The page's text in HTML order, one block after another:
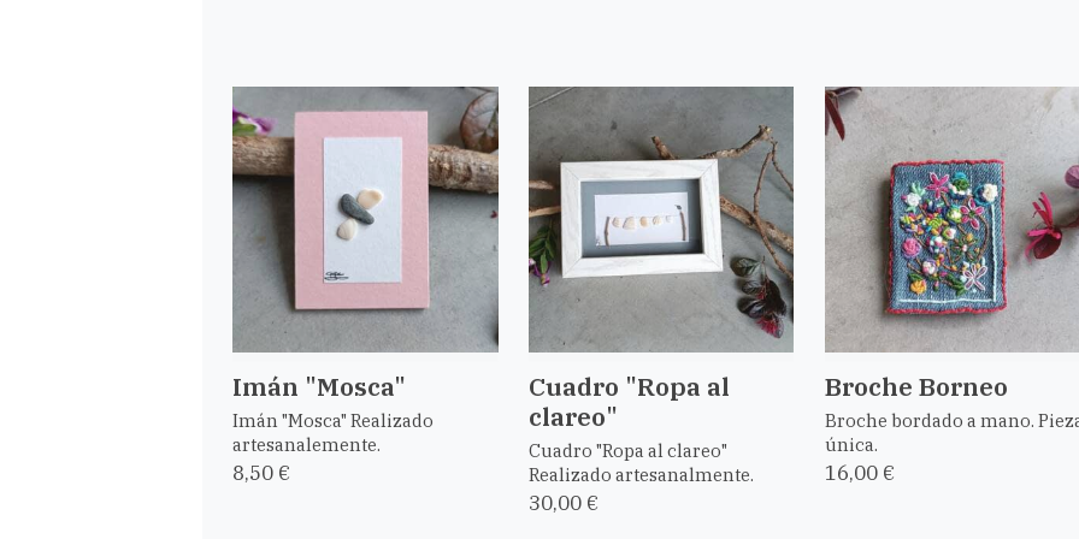
Imán "Mosca"
Imán "Mosca" Realizado
artesanalemente.
8,50 €
Cuadro "Ropa al
clareo"
Cuadro "Ropa al clareo"
Realizado artesanalmente.
30,00 €
Broche Borneo
Broche bordado a mano.
única.
16,00 €